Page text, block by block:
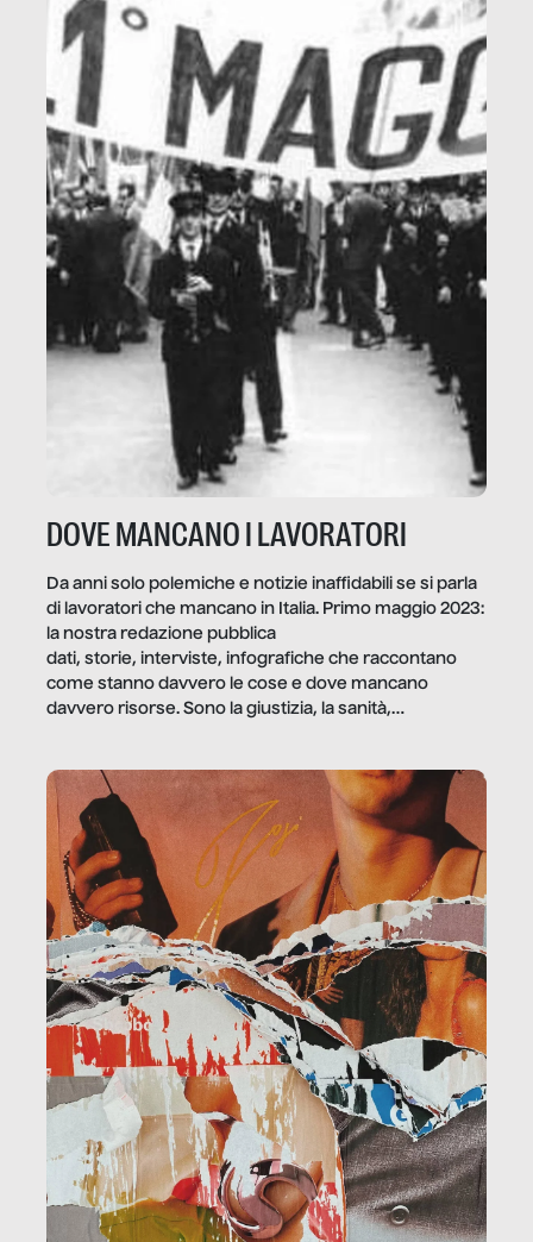
DOVE MANCANO I LAVORATORI
Da anni solo polemiche e notizie inaffidabili se si parla
di lavoratori che mancano in Italia. Primo maggio 2023:
la nostra redazione pubblica
dati, storie, interviste, infografiche che raccontano
come stanno davvero le cose e dove mancano
davvero risorse. Sono la giustizia, la sanità,